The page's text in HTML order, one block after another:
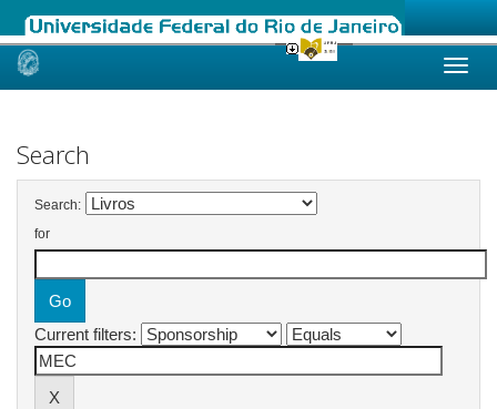
Skip
Search
Search:
for
Current filters: